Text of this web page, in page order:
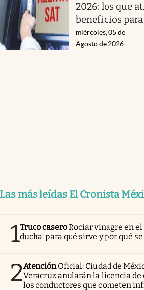
2026: los que
beneficios para
miércoles, 05 de
Agosto de 2026
Las más leídas El Cronista
1Truco caseroRociar vinagre en el
ducha: para qué sirve y por qué
2AtenciónOficial: Ciudad de
Veracruz anularán la licencia de
los conductores que cometen